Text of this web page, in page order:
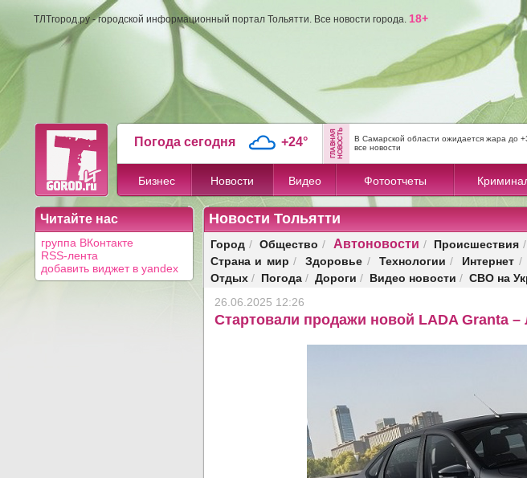
ТЛТгород.ру - городской информационный портал Тольятти. Все новости города. 18+
Погода сегодня +24°
В Самарской области ожидается жара до
все новости
Бизнес Новости Видео Фотоотчеты
Читайте нас
группа ВКонтакте
RSS-лента
добавить виджет в yandex
Новости Тольятти
Город / Общество / Автоновости / Происшествия /
Страна и мир / Здоровье / Технологии / Интернет /
Отдых / Погода / Дороги / Видео новости / СВО на
26.06.2025 12:26
Стартовали продажи новой LADA Granta